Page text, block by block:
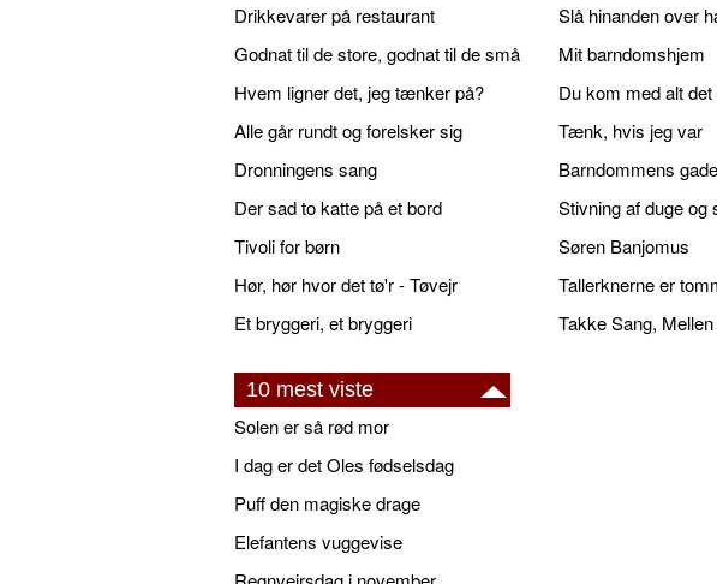
Drikkevarer på restaurant
Godnat til de store, godnat til de små
Hvem ligner det, jeg tænker på?
Alle går rundt og forelsker sig
Dronningens sang
Der sad to katte på et bord
Tivoli for børn
Hør, hør hvor det tø'r - Tøvejr
Et bryggeri, et bryggeri
Slå hinanden over
Mit barndomshjem
Du kom med alt
Tænk, hvis jeg var
Barndommens gade
Stivning af duge og
Søren Banjomus
Tallerknerne er
Takke Sang,
10 mest viste
Solen er så rød mor
I dag er det Oles fødselsdag
Puff den magiske drage
Elefantens vuggevise